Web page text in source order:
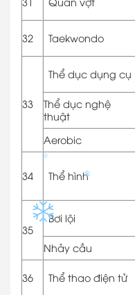
32 Taekwondo
33
Thể dục dụng cụ
Thể dục nghệ
thuật
Aerobic
34 Thể hình
35
Bơi lội
Nhảy cầu
36 Thể thao điện tử